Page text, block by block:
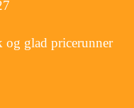
glad pricerunner